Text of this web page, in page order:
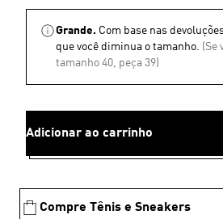
Grande. Com base nas
que você diminua o tamanho. (Se
tamanho 40, peça 39)
Adicionar ao carrinho
Compre Tênis e Sneakers